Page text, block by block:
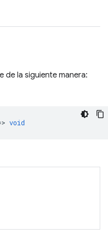
de la siguiente manera:
void